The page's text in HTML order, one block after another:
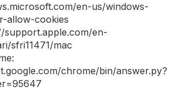
en-us/windows-
allow-cookies
support.apple.com/en-
sfri11471/mac
chrome/bin/answer.py?